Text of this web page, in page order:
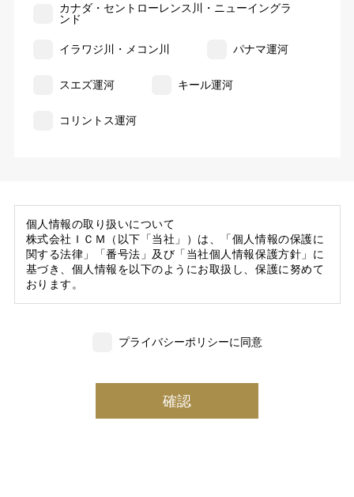
カナダ・セントローレンス川・ニューイングラ
ンド
イラワジ川・メコン川 パナマ運河
スエズ運河 キール運河
コリントス運河
個人情報の取り扱いについて
株式会社ＩＣＭ（以下「当社」）は、「個人情報の保護に
関する法律」「番号法」及び「当社個人情報保護方針」に
基づき、個人情報を以下のようにお取扱し、保護に努めて
おります。
いただいた個人情報の一部を個人データとして保有
(3) 当社は、当社で就業する社員及び社員の扶養親族、及
び当社が支払調書等を作成する継続的契約関係のある個人
プライバシーポリシーに同意